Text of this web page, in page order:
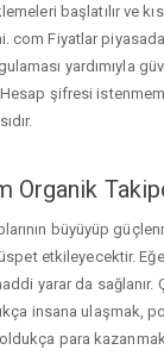
başlatılır ve
com Fiyatlar
yardımıyla
şifresi
Organik
büyüyüp
etkileyecektir.
yarar da sağlanır.
insana ulaşmak,
para kazanmak